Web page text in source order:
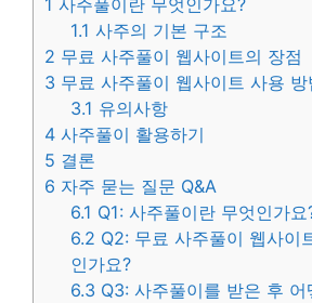
1 사주풀이란 무엇인가요?
1.1 사주의 기본 구조
2 무료 사주풀이 웹사이트의 장점
3 무료 사주풀이 웹사이트 사용 방
3.1 유의사항
4 사주풀이 활용하기
5 결론
6 자주 묻는 질문 Q&A
6.1 Q1: 사주풀이란 무엇인가요
6.2 Q2: 무료 사주풀이 웹사이
인가요?
6.3 Q3: 사주풀이를 받은 후